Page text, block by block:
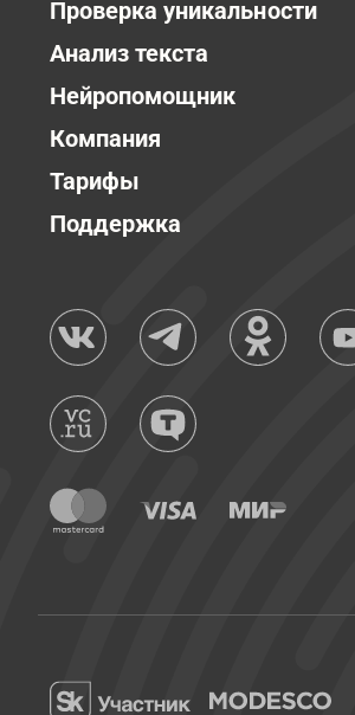
Проверка уникальности
Анализ текста
Нейропомощник
Компания
Тарифы
Поддержка